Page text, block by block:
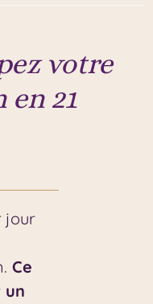
votre
21
jour
Ce